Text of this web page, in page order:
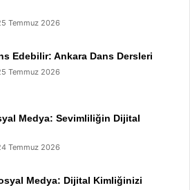
Temmuz 2026
Edebilir: Ankara Dans Dersleri
Temmuz 2026
Medya: Sevimliliğin Dijital
Temmuz 2026
Medya: Dijital Kimliğinizi